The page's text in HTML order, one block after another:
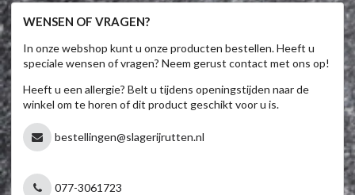
WENSEN OF VRAGEN?
In onze webshop kunt u onze producten bestellen. Heeft u
speciale wensen of vragen? Neem gerust contact met ons op!
Heeft u een allergie? Belt u tijdens openingstijden naar de
winkel om te horen of dit product geschikt voor u is.
bestellingen@slagerijrutten.nl
077-3061723